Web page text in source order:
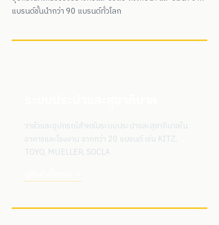
แบรนด์ชั้นนำกว่า 90 แบรนด์ทั่วโลก
วาล์วและอุปกรณ์สำหรับระบบประปาและสุขาภิบาลใน
อาคารและโรงงาน จากกว่า 20 แบรนด์ เช่น KITZ,
TOYO, MUELLER, SOCLA